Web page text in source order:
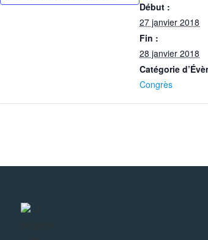
Début :
27 janvier 2018
Fin :
28 janvier 2018
Catégorie
Congrès